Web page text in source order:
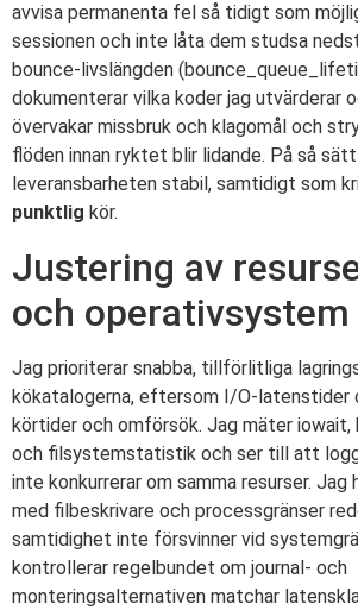
avvisa permanenta fel så tidigt som
sessionen och inte låta dem studsa
bounce-livslängden
dokumenterar vilka koder jag utvärderar
övervakar missbruk och klagomål och
flöden innan ryktet blir lidande. På så
leveransbarheten stabil, samtidigt som
punktlig kör.
Justering av
och operativsystem
Jag prioriterar snabba, tillförlitliga
kökatalogerna, eftersom I/O-latenstider
körtider och omförsök. Jag mäter iowait,
och filsystemstatistik och ser till att
inte konkurrerar om samma resurser.
med filbeskrivare och processgränser
samtidighet inte försvinner vid
kontrollerar regelbundet om journal- och
monteringsalternativen matchar